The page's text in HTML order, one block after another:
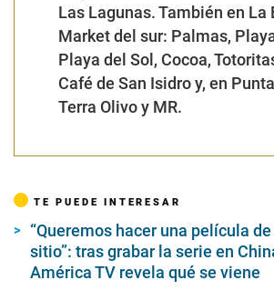
Las Lagunas. También en La
Market del sur: Palmas,
Playa del Sol, Cocoa,
Café de San Isidro y, en
Terra Olivo y MR.
TE PUEDE INTERESAR
“Queremos hacer una película
sitio”: tras grabar la serie en
América TV revela qué se viene